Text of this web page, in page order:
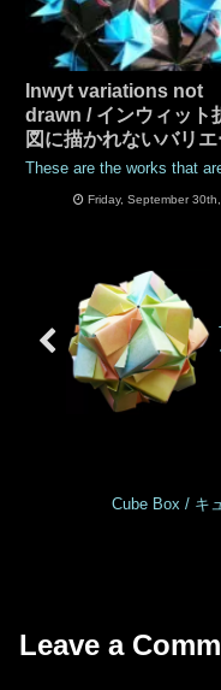
Inwyt variations not
drawn / インウィット
図に描かれないバリエ
ョンたち
These are the works that
Friday, September
Cube Box / キ
Leave a